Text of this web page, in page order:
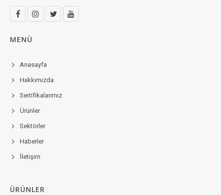
MENÜ
Anasayfa
Hakkımızda
Sertifikalarımız
Ürünler
Sektörler
Haberler
İletişim
ÜRÜNLER